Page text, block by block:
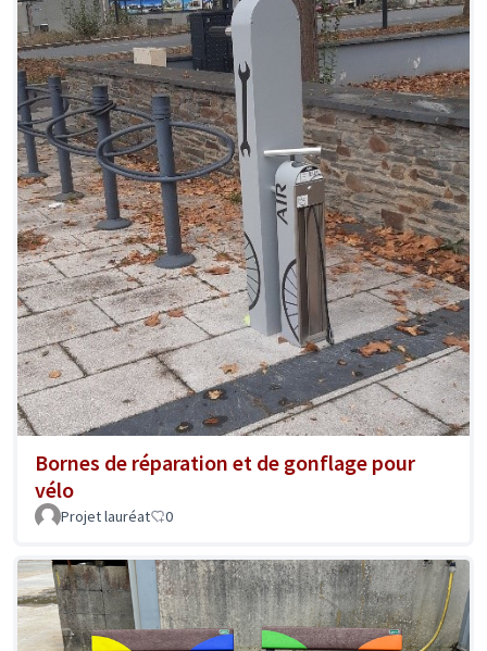
Bornes de réparation et de gonflage pour
vélo
Projet lauréat 0